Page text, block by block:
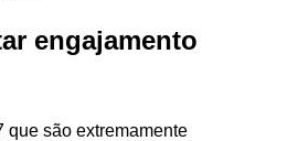
engajamento
que são extremamente